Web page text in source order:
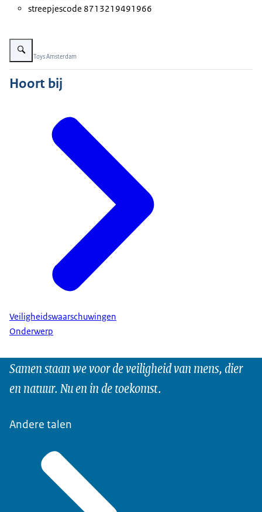
streepjescode 8713219491966
Vergroot afbeelding Lava Bubbles
Beeld: © Toys Amsterdam
Hoort bij
Veiligheidswaarschuwingen
Onderwerp
Samen staan we voor de veiligheid van mens, dier
en natuur. Nu en in de toekomst.
Andere talen